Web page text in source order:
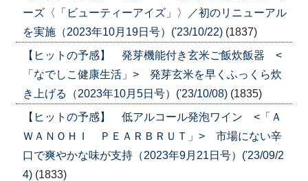
ーズ〈「ビューティーアイズ」〉／初のリニューアル
を実施（2023年10月19日号）('23/10/22) (1837)
【ヒットの予感】 発芽機能付き玄米ご飯炊飯器 <
「なでしこ健康生活」> 発芽玄米を早くふっくら炊
き上げる（2023年10月5日号）('23/10/08) (1835)
【ヒットの予感】 低アルコール発泡ワイン <「Ａ
ＷＡＮＯＨＩ ＰＥＡＲＢＲＵＴ」> 市場にない辛
口で爽やかな味が支持（2023年9月21日号）('23/09/2
4) (1833)